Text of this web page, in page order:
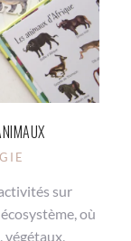
sur
où
végétaux,